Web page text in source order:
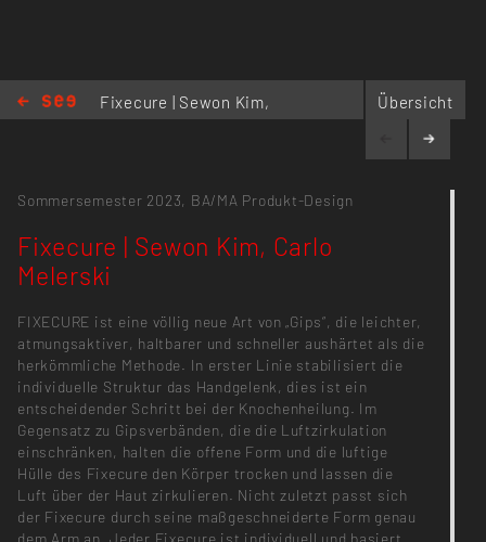
Fixecure | Sewon Kim,
Übersicht
Sommersemester 2023, BA/MA Produkt-Design
Fixecure | Sewon Kim, Carlo
Melerski
FIXECURE ist eine völlig neue Art von „Gips“, die leichter,
atmungsaktiver, haltbarer und schneller aushärtet als die
herkömmliche Methode. In erster Linie stabilisiert die
individuelle Struktur das Handgelenk, dies ist ein
entscheidender Schritt bei der Knochenheilung. Im
Gegensatz zu Gipsverbänden, die die Luftzirkulation
einschränken, halten die offene Form und die luftige
Hülle des Fixecure den Körper trocken und lassen die
Luft über der Haut zirkulieren. Nicht zuletzt passt sich
der Fixecure durch seine maßgeschneiderte Form genau
dem Arm an. Jeder Fixecure ist individuell und basiert